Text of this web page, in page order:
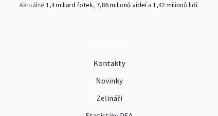
Aktuálně1,4 miliard fotek, 7,86 milionů videía 1,42 milionů lidí.
Kontakty
Novinky
Zelináři